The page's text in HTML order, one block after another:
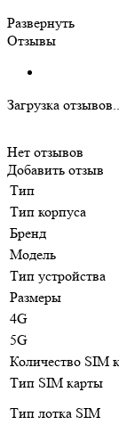
Развернуть
Отзывы
Загрузка отзывов...
Нет отзывов
Добавить отзыв
Тип
Тип корпуса
Бренд
Модель
Тип устройства
Размеры
4G
5G
Количество SIM
Тип SIM карты
Тип лотка SIM